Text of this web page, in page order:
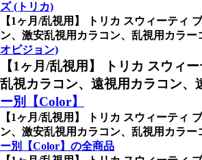
ズ (トリカ)
【1ヶ月/乱視用】 トリカ スウィーティ
ン、激安乱視用カラコン、乱視用カラ
オビジョン)
【1ヶ月/乱視用】 トリカ スウィ
乱視カラコン、遠視用カラコン、
ー別【Color】
【1ヶ月/乱視用】 トリカ スウィーティ
ン、激安乱視用カラコン、乱視用カラ
ー別【Color】の全商品